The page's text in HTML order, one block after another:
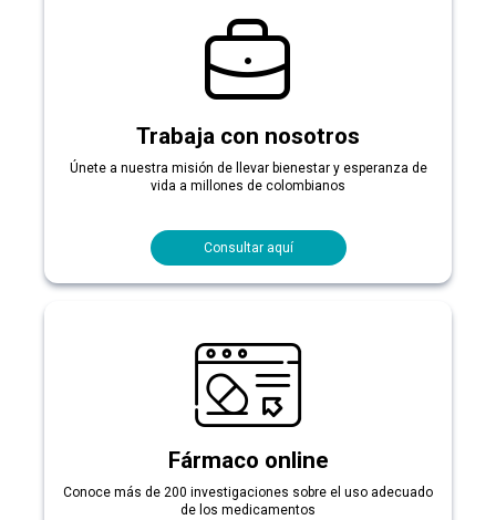
Trabaja con nosotros
Únete a nuestra misión de llevar bienestar y esperanza de
vida a millones de colombianos
Consultar aquí
Fármaco online
Conoce más de 200 investigaciones sobre el uso adecuado
de los medicamentos